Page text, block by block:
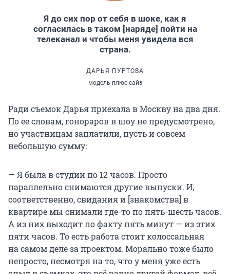
Я до сих пор от себя в шоке, как я
согласилась в таком [наряде] пойти на
телеканал и чтобы меня увидела вся
страна.
ДАРЬЯ ПУРТОВА
модель плюс-сайз
Ради съемок Дарья приехала в Москву на два дня.
По ее словам, гонораров в шоу не предусмотрено,
но участницам заплатили, пусть и совсем
небольшую сумму:
— Я была в студии по 12 часов. Просто
параллельно снимаются другие выпуски. И,
соответственно, свидания и [знакомства] в
квартире мы снимали где-то по пять-шесть часов.
А из них выходит по факту пять минут — из этих
пяти часов. То есть работа стоит колоссальная
на самом деле за проектом. Морально тоже было
непросто, несмотря на то, что у меня уже есть